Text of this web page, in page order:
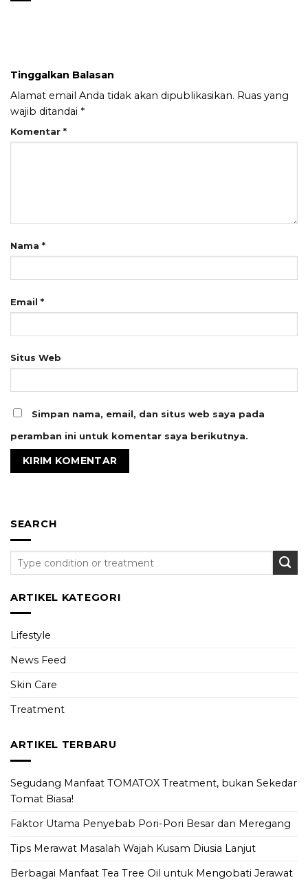
Tinggalkan Balasan
Alamat email Anda tidak akan dipublikasikan. Ruas yang
wajib ditandai *
Komentar *
Nama *
Email *
Situs Web
Simpan nama, email, dan situs web saya pada
peramban ini untuk komentar saya berikutnya.
SEARCH
ARTIKEL KATEGORI
Lifestyle
News Feed
Skin Care
Treatment
ARTIKEL TERBARU
Segudang Manfaat TOMATOX Treatment, bukan Sekedar
Tomat Biasa!
Faktor Utama Penyebab Pori-Pori Besar dan Meregang
Tips Merawat Masalah Wajah Kusam Diusia Lanjut
Berbagai Manfaat Tea Tree Oil untuk Mengobati Jerawat